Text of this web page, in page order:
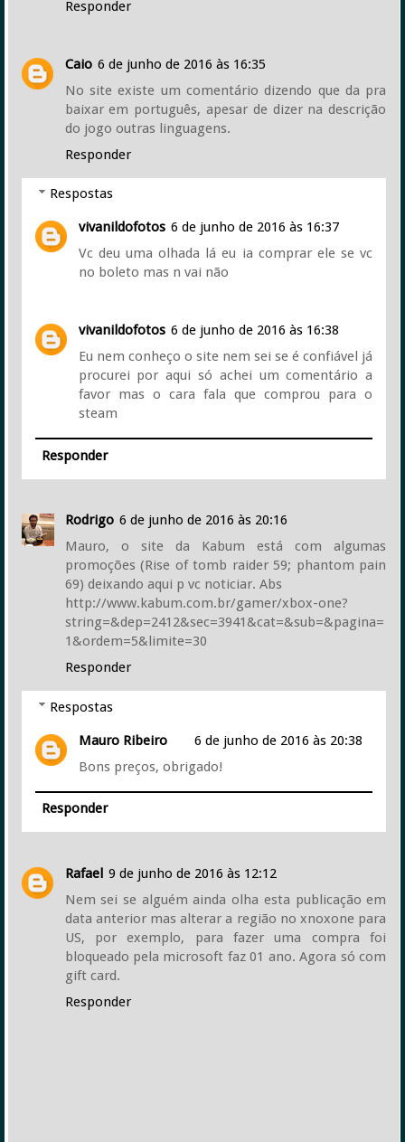
Responder
Caio 6 de junho de 2016 às 16:35
No site existe um comentário dizendo que da pra
baixar em português, apesar de dizer na descrição
do jogo outras linguagens.
Responder
Respostas
vivanildofotos 6 de junho de 2016 às 16:37
Vc deu uma olhada lá eu ia comprar ele se vc
no boleto mas n vai não
vivanildofotos 6 de junho de 2016 às 16:38
Eu nem conheço o site nem sei se é confiável já
procurei por aqui só achei um comentário a
favor mas o cara fala que comprou para o
steam
Responder
Rodrigo 6 de junho de 2016 às 20:16
Mauro, o site da Kabum está com algumas
promoções (Rise of tomb raider 59; phantom pain
69) deixando aqui p vc noticiar. Abs
http://www.kabum.com.br/gamer/xbox-one?
string=&dep=2412&sec=3941&cat=&sub=&pagina=
1&ordem=5&limite=30
Responder
Respostas
Mauro Ribeiro
6 de junho de 2016 às 20:38
Bons preços, obrigado!
Responder
Rafael 9 de junho de 2016 às 12:12
Nem sei se alguém ainda olha esta publicação em
data anterior mas alterar a região no xnoxone para
US, por exemplo, para fazer uma compra foi
bloqueado pela microsoft faz 01 ano. Agora só com
gift card.
Responder